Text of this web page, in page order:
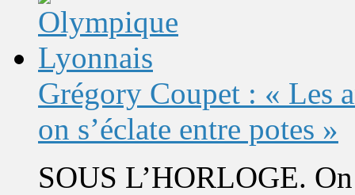
Grégory Coupet : « Les
on s’éclate entre potes »
SOUS L’HORLOGE.